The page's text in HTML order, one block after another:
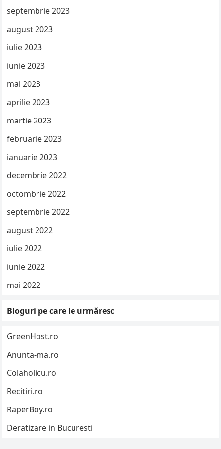
septembrie 2023
august 2023
iulie 2023
iunie 2023
mai 2023
aprilie 2023
martie 2023
februarie 2023
ianuarie 2023
decembrie 2022
octombrie 2022
septembrie 2022
august 2022
iulie 2022
iunie 2022
mai 2022
Bloguri pe care le urmăresc
GreenHost.ro
Anunta-ma.ro
Colaholicu.ro
Recitiri.ro
RaperBoy.ro
Deratizare in Bucuresti